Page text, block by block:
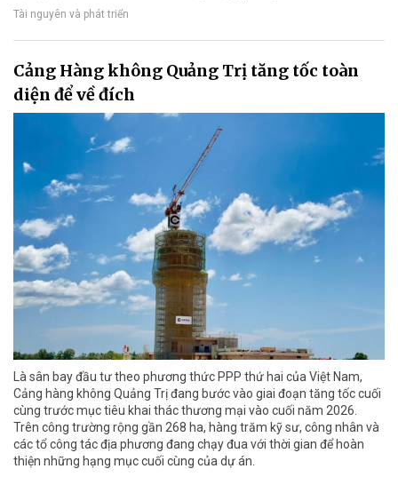
Tài nguyên và phát triển
Cảng Hàng không Quảng Trị tăng tốc toàn
diện để về đích
Là sân bay đầu tư theo phương thức PPP thứ hai của Việt Nam,
Cảng hàng không Quảng Trị đang bước vào giai đoạn tăng tốc cuối
cùng trước mục tiêu khai thác thương mại vào cuối năm 2026.
Trên công trường rộng gần 268 ha, hàng trăm kỹ sư, công nhân và
các tổ công tác địa phương đang chạy đua với thời gian để hoàn
thiện những hạng mục cuối cùng của dự án.